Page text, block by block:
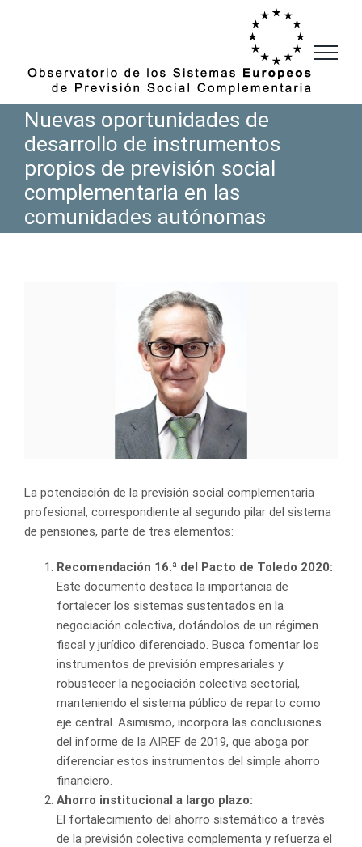
Nuevas oportunidades de
desarrollo de instrumentos
propios de previsión social
complementaria en las
comunidades autónomas
La potenciación de la previsión social complementaria
profesional, correspondiente al segundo pilar del sistema
de pensiones, parte de tres elementos:
Recomendación 16.ª del Pacto de Toledo 2020:
Este documento destaca la importancia de
fortalecer los sistemas sustentados en la
negociación colectiva, dotándolos de un régimen
fiscal y jurídico diferenciado. Busca fomentar los
instrumentos de previsión empresariales y
robustecer la negociación colectiva sectorial,
manteniendo el sistema público de reparto como
eje central. Asimismo, incorpora las conclusiones
del informe de la AIREF de 2019, que aboga por
diferenciar estos instrumentos del simple ahorro
financiero.
Ahorro institucional a largo plazo:
El fortalecimiento del ahorro sistemático a través
de la previsión colectiva complementa y refuerza el